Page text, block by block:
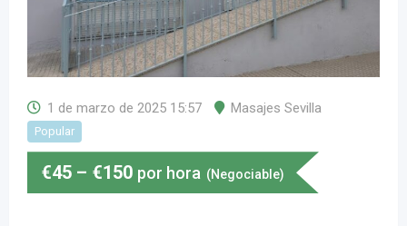
1 de marzo de 2025 15:57 Masajes Sevilla
Popular
€45 – €150 por hora (Negociable)